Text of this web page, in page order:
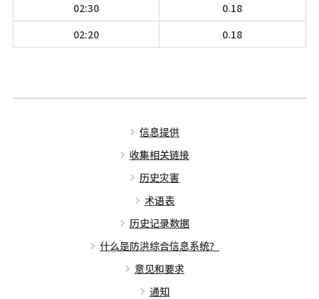
02:30
0.18
02:20
0.18
信息提供
收集相关链接
历史灾害
术语表
历史记录数据
什么是防洪综合信息系统？
意见和要求
通知